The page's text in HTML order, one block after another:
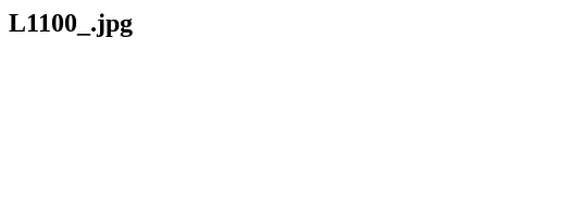
L1100_.jpg